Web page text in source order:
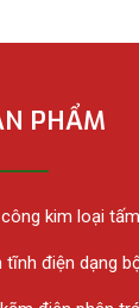
PHẨM
công kim loại tấm
tĩnh điện dạng